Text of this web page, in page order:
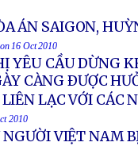
ÁN SAIGON,
16 Oct 2010
YÊU CẦU DỪNG
CÀNG ÐƯỢC
LẠC VỚI CÁC
2010
NGƯỜI VIỆT NAM